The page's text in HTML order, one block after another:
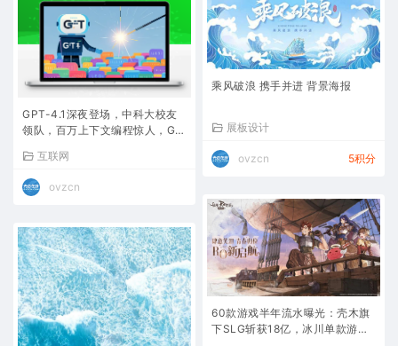
GPT-4.1深夜登场，中科大校友
领队，百万上下文编程惊人，GP
互联网
ovzcn
乘风破浪 携手并进 背景海报
展板设计
ovzcn 5积分
60款游戏半年流水曝光：壳木旗
下SLG斩获18亿，冰川单款游戏